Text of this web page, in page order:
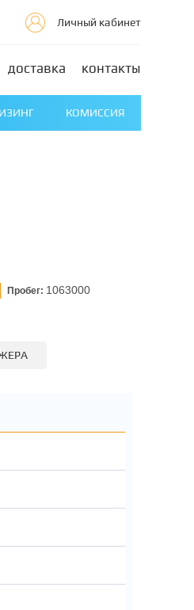
Личный кабинет
доставка контакты
КОМИССИЯ
Пробег: 1063000